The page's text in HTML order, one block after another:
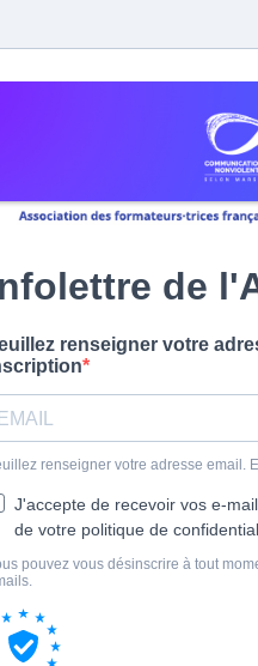
de
renseigner votre
renseigner votre adresse email.
J'accepte de recevoir vos e-
de votre politique de
pouvez vous désinscrire à tout